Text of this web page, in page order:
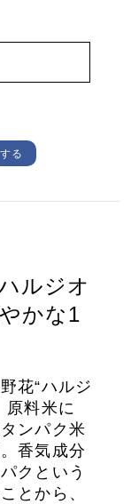
る
ルジオ
かな1
花“ハルジ
原料米に
ンパク米
香気成分
クという
とから、